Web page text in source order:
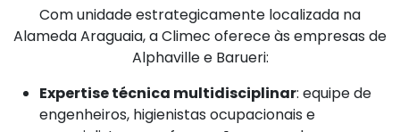
Com unidade estrategicamente localizada na
Alameda Araguaia, a Climec oferece às empresas de
Alphaville e Barueri:
Expertise técnica multidisciplinar: equipe de
engenheiros, higienistas ocupacionais e